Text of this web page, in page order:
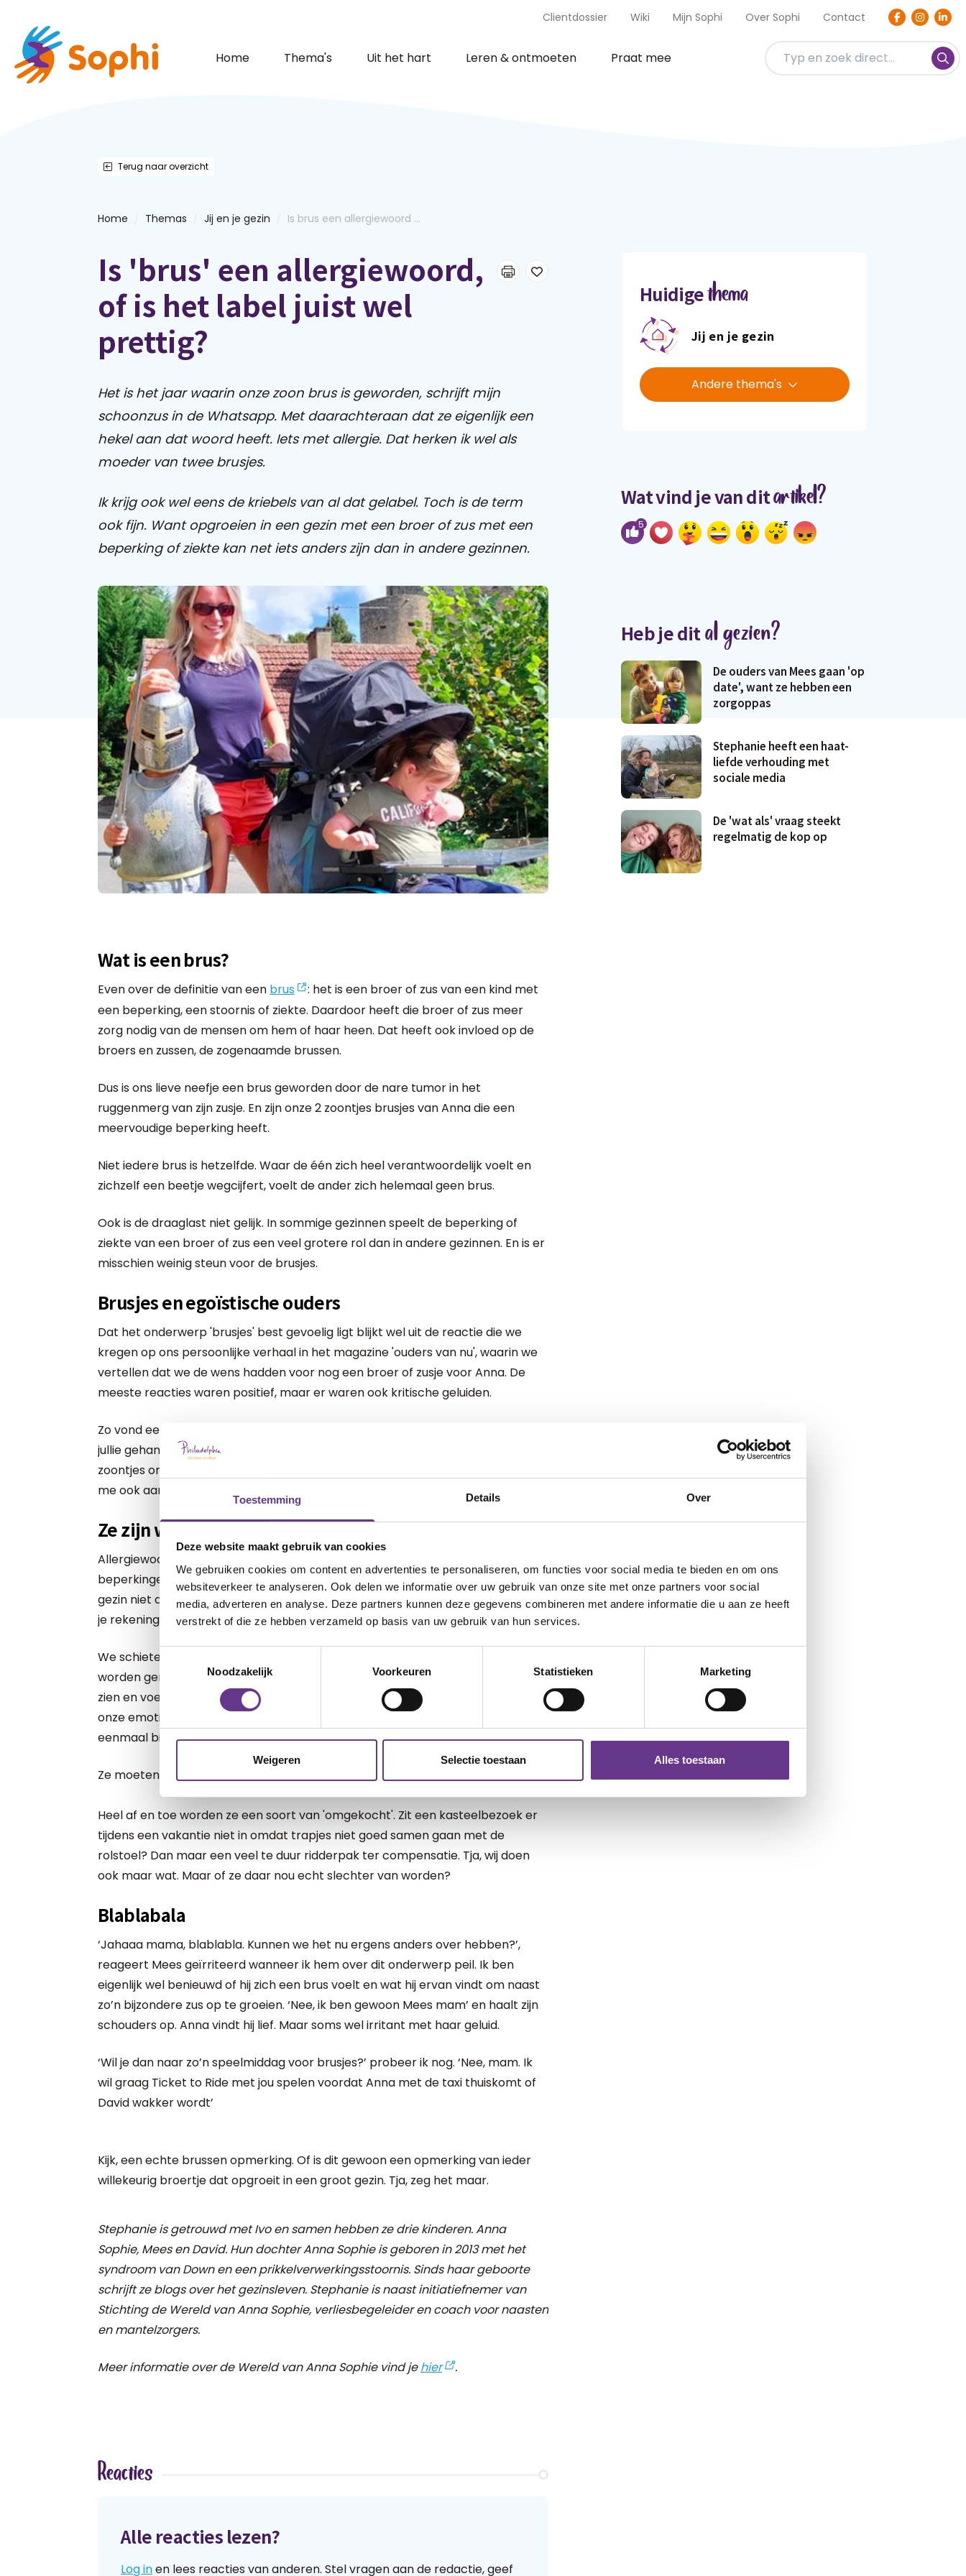
Toestemming Details Over
Deze website maakt gebruik van cookies
We gebruiken cookies om content en advertenties te personaliseren, om functies voor social media te bieden en om ons
websiteverkeer te analyseren. Ook delen we informatie over uw gebruik van onze site met onze partners voor social
media, adverteren en analyse. Deze partners kunnen deze gegevens combineren met andere informatie die u aan ze heeft
verstrekt of die ze hebben verzameld op basis van uw gebruik van hun services.
Toestemmingsselectie
Noodzakelijk
Voorkeuren Statistieken Marketing
Weigeren Selectie toestaan Alles toestaan
Clientdossier Wiki Mijn Sophi Over Sophi Contact
Home Thema's Uit het hart Leren & ontmoeten Praat mee
Terug naar overzicht
Home Themas Jij en je gezin Is brus een allergiewoord ...
Is 'brus' een allergiewoord,
of is het label juist wel
prettig?
Het is het jaar waarin onze zoon brus is geworden, schrijft mijn
schoonzus in de Whatsapp. Met daarachteraan dat ze eigenlijk een
hekel aan dat woord heeft. Iets met allergie. Dat herken ik wel als
moeder van twee brusjes.
Ik krijg ook wel eens de kriebels van al dat gelabel. Toch is de term
ook fijn. Want opgroeien in een gezin met een broer of zus met een
beperking of ziekte kan net iets anders zijn dan in andere gezinnen.
Wat is een brus?
Even over de definitie van een brus
: het is een broer of zus van een kind met
een beperking, een stoornis of ziekte. Daardoor heeft die broer of zus meer
zorg nodig van de mensen om hem of haar heen. Dat heeft ook invloed op de
broers en zussen, de zogenaamde brussen.
Dus is ons lieve neefje een brus geworden door de nare tumor in het
ruggenmerg van zijn zusje. En zijn onze 2 zoontjes brusjes van Anna die een
meervoudige beperking heeft.
Niet iedere brus is hetzelfde. Waar de één zich heel verantwoordelijk voelt en
zichzelf een beetje wegcijfert, voelt de ander zich helemaal geen brus.
Ook is de draaglast niet gelijk. In sommige gezinnen speelt de beperking of
ziekte van een broer of zus een veel grotere rol dan in andere gezinnen. En is er
misschien weinig steun voor de brusjes.
Brusjes en egoïstische ouders
Dat het onderwerp 'brusjes' best gevoelig ligt blijkt wel uit de reactie die we
kregen op ons persoonlijke verhaal in het magazine 'ouders van nu', waarin we
vertellen dat we de wens hadden voor nog een broer of zusje voor Anna. De
meeste reacties waren positief, maar er waren ook kritische geluiden.
Zo vond een aantal mensen ons egoïstisch: alle aandacht gaat toch altijd naar
jullie gehandicapte dochter. En het zou ontzettend zielig zijn voor onze 2
zoontjes om naast Anna op te groeien. Ik was best geschokt. Maar het zette
me ook aan het denken.
Ze zijn wel echte brussen
Allergiewoord of niet. Mees en David zijn brusjes. Ze houden rekening met de
beperkingen van Anna en moeten zich weleens aanpassen. We kunnen als
gezin niet alles wat andere gezinnen wel kunnen. Maar hierdoor leren ze wel dat
je rekening met elkaar moet houden en dat niet alles vanzelfsprekend is.
We schieten als ouders ook wel eens te kort als we emotioneel totaal in beslag
worden genomen door alle zorgen en regelzaken rondom Anna. En natuurlijk
zien en voelen ze onze zorgen, al maken wij ze liever geen deelgenoot van al
onze emoties. Dat wat ze wel meekrijgen leggen we uit. Verdriet hoort nou
eenmaal bij het leven.
Ze moeten ook een beetje meehelpen: ' Geef jij de Ipad even aan Anna, Mees?'
Heel af en toe worden ze een soort van 'omgekocht'. Zit een kasteelbezoek er
tijdens een vakantie niet in omdat trapjes niet goed samen gaan met de
rolstoel? Dan maar een veel te duur ridderpak ter compensatie. Tja, wij doen
ook maar wat. Maar of ze daar nou echt slechter van worden?
Blablabala
‘Jahaaa mama, blablabla. Kunnen we het nu ergens anders over hebben?’,
reageert Mees geïrriteerd wanneer ik hem over dit onderwerp peil. Ik ben
eigenlijk wel benieuwd of hij zich een brus voelt en wat hij ervan vindt om naast
zo’n bijzondere zus op te groeien. ‘Nee, ik ben gewoon Mees mam’ en haalt zijn
schouders op. Anna vindt hij lief. Maar soms wel irritant met haar geluid.
‘Wil je dan naar zo’n speelmiddag voor brusjes?’ probeer ik nog. ‘Nee, mam. Ik
wil graag Ticket to Ride met jou spelen voordat Anna met de taxi thuiskomt of
David wakker wordt’
Kijk, een echte brussen opmerking. Of is dit gewoon een opmerking van ieder
willekeurig broertje dat opgroeit in een groot gezin. Tja, zeg het maar.
Stephanie is getrouwd met Ivo en samen hebben ze drie kinderen. Anna
Sophie, Mees en David. Hun dochter Anna Sophie is geboren in 2013 met het
syndroom van Down en een prikkelverwerkingsstoornis. Sinds haar geboorte
schrijft ze blogs over het gezinsleven. Stephanie is naast initiatiefnemer van
Stichting de Wereld van Anna Sophie, verliesbegeleider en coach voor naasten
en mantelzorgers.
Meer informatie over de Wereld van Anna Sophie vind je hier .
Reacties
Alle reacties lezen?
Log inen lees reacties van anderen. Stel vragen aan de redactie, geef
Huidigethema
Jij en je gezin
Andere thema's
Wat vind je van ditartikel?
5
Heb je dital gezien?
De ouders van Mees gaan 'op
date', want ze hebben een
zorgoppas
Stephanie heeft een haat-
liefde verhouding met
sociale media
De 'wat als' vraag steekt
regelmatig de kop op